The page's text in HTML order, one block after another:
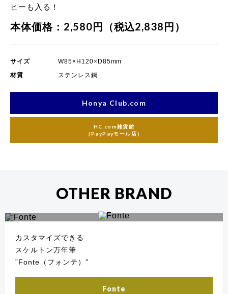
ヒーも入る！
本体価格：2,580円（税込2,838円）
サイズ
W85×H120×D85mm
材質
ステンレス鋼
Honya Club.com
HC.com雑貨館
（PayPayモール店）
OTHER BRAND
カスタマイズできる
スケルトン万年筆
”Fonte（フォンテ）”
Fonte